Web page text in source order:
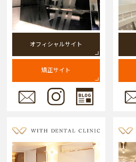
オフィシャルサイト
矯正サイト